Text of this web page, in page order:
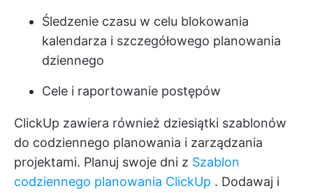
Śledzenie czasu w celu blokowania
kalendarza i szczegółowego planowania
dziennego
Cele i raportowanie postępów
ClickUp zawiera również dziesiątki szablonów
do codziennego planowania i zarządzania
projektami. Planuj swoje dni z Szablon
codziennego planowania ClickUp . Dodawaj i